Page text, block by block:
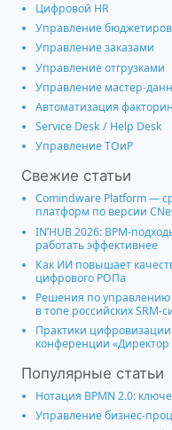
Цифровой HR
Управление
Управление заказами
Управление отгрузками
Управление мастер-
Автоматизация
Service Desk / Help Desk
Управление ТОиР
Свежие статьи
Comindware Platform —
платформ по версии
IN’HUB 2026: BPM-
работать эффективнее
Как ИИ повышает
цифрового РОПа
Решения по
в топе российских SRM-
Практики цифровизации
конференции «Директор
Популярные статьи
Нотация BPMN 2.0:
Управление бизнес-